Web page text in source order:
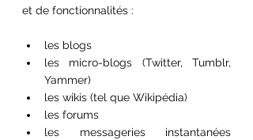
et de fonctionnalités :
les blogs
les micro-blogs (Twitter, Tumblr,
Yammer)
les wikis (tel que Wikipédia)
les forums
les messageries instantanées